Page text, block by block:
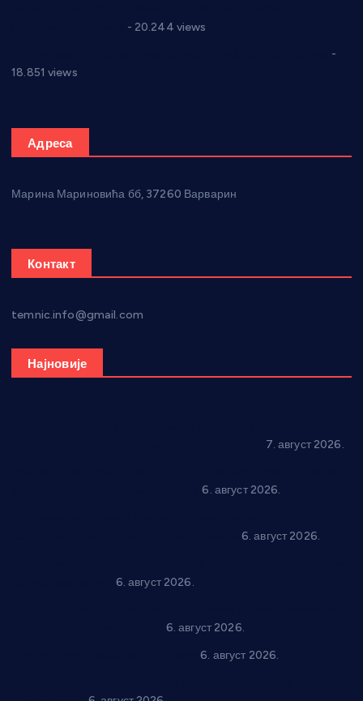
- 20.244 views
-
18.851 views
Адреса
Марина Мариновића бб, 37260 Варварин
Контакт
temnic.info@gmail.com
Најновије
7. август 2026.
6. август 2026.
6. август 2026.
6. август 2026.
6. август 2026.
6. август 2026.